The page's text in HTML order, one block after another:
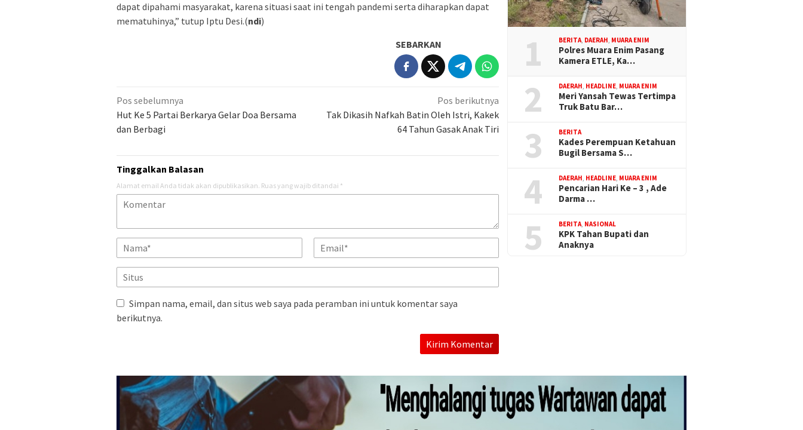
dapat dipahami masyarakat, karena situasi saat ini tengah pandemi serta diharapkan dapat
mematuhinya,” tutup Iptu Desi.(ndi)
SEBARKAN
Navigasi
pos
Pos sebelumnya
Hut Ke 5 Partai Berkarya Gelar Doa Bersama
dan Berbagi
Pos berikutnya
Tak Dikasih Nafkah Batin Oleh Istri, Kakek
64 Tahun Gasak Anak Tiri
Tinggalkan Balasan
Alamat email Anda tidak akan dipublikasikan. Ruas yang wajib ditandai *
Simpan nama, email, dan situs web saya pada peramban ini untuk komentar saya
berikutnya.
1 BERITA, DAERAH, MUARA ENIM
Polres Muara Enim Pasang
Kamera ETLE, Ka…
2 DAERAH, HEADLINE, MUARA ENIM
Meri Yansah Tewas Tertimpa
Truk Batu Bar…
3 BERITA
Kades Perempuan Ketahuan
Bugil Bersama S…
4 DAERAH, HEADLINE, MUARA ENIM
Pencarian Hari Ke – 3 , Ade
Darma …
5 BERITA, NASIONAL
KPK Tahan Bupati dan
Anaknya